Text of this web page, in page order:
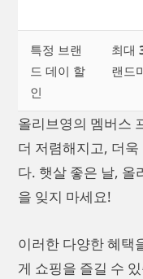
특정 브랜
드 데이 할
인
최대
랜드
올리브영의 멤버스
더 저렴해지고, 더
다. 햇살 좋은 날, 올
을 잊지 마세요!
이러한 다양한 혜택
게 쇼핑을 즐길 수